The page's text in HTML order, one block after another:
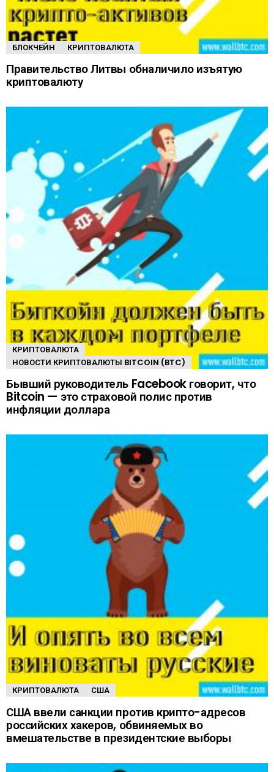
БЛОКЧЕЙН КРИПТОВАЛЮТА
Правительство Литвы обналичило изъятую
криптовалюту
КРИПТОВАЛЮТА
НОВОСТИ КРИПТОВАЛЮТЫ BITCOIN (BTC)
Бывший руководитель Facebook говорит, что
Bitcoin — это страховой полис против
инфляции доллара
КРИПТОВАЛЮТА США
США ввели санкции против крипто-адресов
российских хакеров, обвиняемых во
вмешательстве в президентские выборы